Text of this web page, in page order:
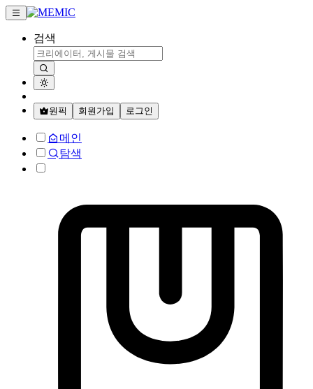
검색
원픽 회원가입 로그인
메인
탐색